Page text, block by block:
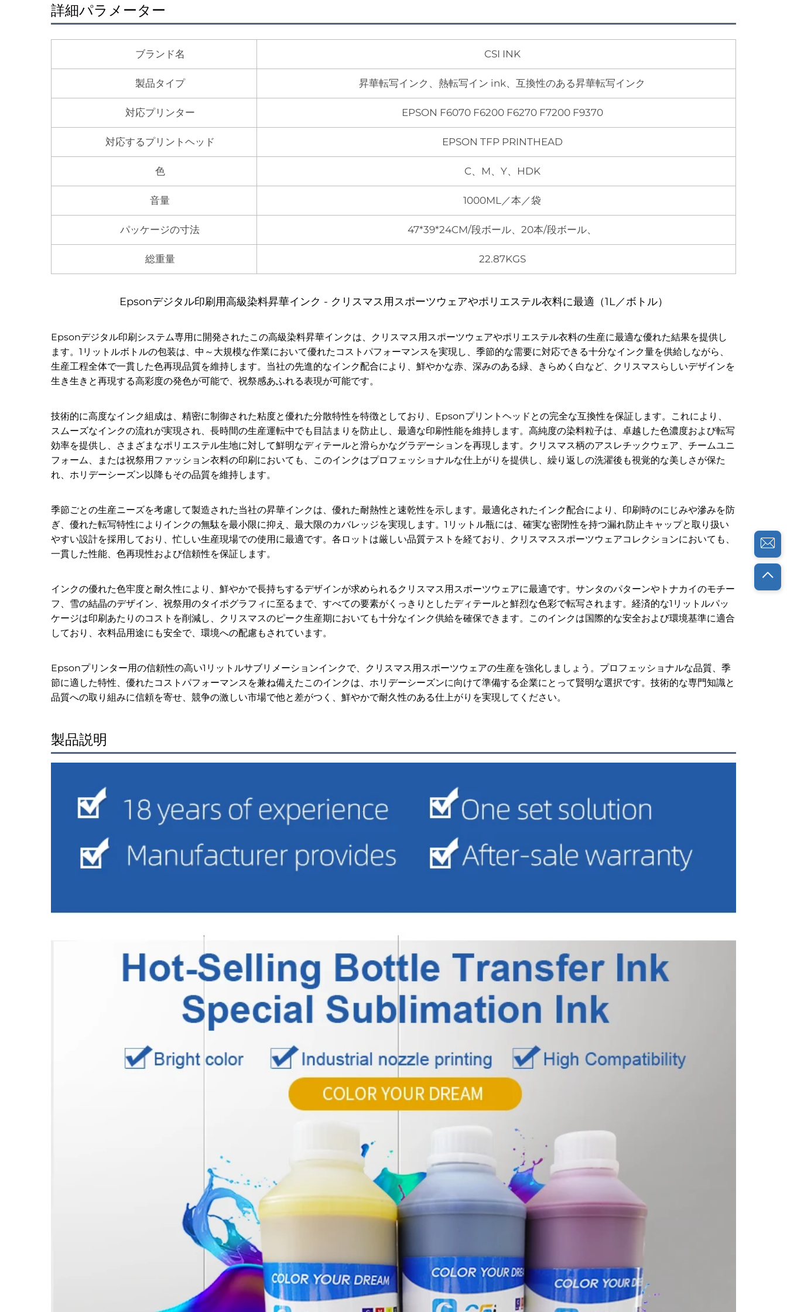
詳細パラメーター
ブランド名 CSI INK
製品タイプ 昇華転写インク、熱転写イン ink、互換性のある昇華転写インク
対応プリンター EPSON F6070 F6200 F6270 F7200 F9370
対応するプリントヘッド EPSON TFP PRINTHEAD
色 C、M、Y、HDK
音量 1000ML／本／袋
パッケージの寸法 47*39*24CM/段ボール、20本/段ボール、
総重量 22.87KGS
Epsonデジタル印刷用高級染料昇華インク - クリスマス用スポーツウェアやポリエステル衣料に最適（1L／ボトル）
Epsonデジタル印刷システム専用に開発されたこの高級染料昇華インクは、クリスマス用スポーツウェアやポリエステル衣料の生産に最適な優れた結果を提供し
ます。1リットルボトルの包装は、中～大規模な作業において優れたコストパフォーマンスを実現し、季節的な需要に対応できる十分なインク量を供給しながら、
生産工程全体で一貫した色再現品質を維持します。当社の先進的なインク配合により、鮮やかな赤、深みのある緑、きらめく白など、クリスマスらしいデザインを
生き生きと再現する高彩度の発色が可能で、祝祭感あふれる表現が可能です。
技術的に高度なインク組成は、精密に制御された粘度と優れた分散特性を特徴としており、Epsonプリントヘッドとの完全な互換性を保証します。これにより、
スムーズなインクの流れが実現され、長時間の生産運転中でも目詰まりを防止し、最適な印刷性能を維持します。高純度の染料粒子は、卓越した色濃度および転写
効率を提供し、さまざまなポリエステル生地に対して鮮明なディテールと滑らかなグラデーションを再現します。クリスマス柄のアスレチックウェア、チームユニ
フォーム、または祝祭用ファッション衣料の印刷においても、このインクはプロフェッショナルな仕上がりを提供し、繰り返しの洗濯後も視覚的な美しさが保た
れ、ホリデーシーズン以降もその品質を維持します。
季節ごとの生産ニーズを考慮して製造された当社の昇華インクは、優れた耐熱性と速乾性を示します。最適化されたインク配合により、印刷時のにじみや滲みを防
ぎ、優れた転写特性によりインクの無駄を最小限に抑え、最大限のカバレッジを実現します。1リットル瓶には、確実な密閉性を持つ漏れ防止キャップと取り扱い
やすい設計を採用しており、忙しい生産現場での使用に最適です。各ロットは厳しい品質テストを経ており、クリスマススポーツウェアコレクションにおいても、
一貫した性能、色再現性および信頼性を保証します。
インクの優れた色牢度と耐久性により、鮮やかで長持ちするデザインが求められるクリスマス用スポーツウェアに最適です。サンタのパターンやトナカイのモチー
フ、雪の結晶のデザイン、祝祭用のタイポグラフィに至るまで、すべての要素がくっきりとしたディテールと鮮烈な色彩で転写されます。経済的な1リットルパッ
ケージは印刷あたりのコストを削減し、クリスマスのピーク生産期においても十分なインク供給を確保できます。このインクは国際的な安全および環境基準に適合
しており、衣料品用途にも安全で、環境への配慮もされています。
Epsonプリンター用の信頼性の高い1リットルサブリメーションインクで、クリスマス用スポーツウェアの生産を強化しましょう。プロフェッショナルな品質、季
節に適した特性、優れたコストパフォーマンスを兼ね備えたこのインクは、ホリデーシーズンに向けて準備する企業にとって賢明な選択です。技術的な専門知識と
品質への取り組みに信頼を寄せ、競争の激しい市場で他と差がつく、鮮やかで耐久性のある仕上がりを実現してください。
製品説明